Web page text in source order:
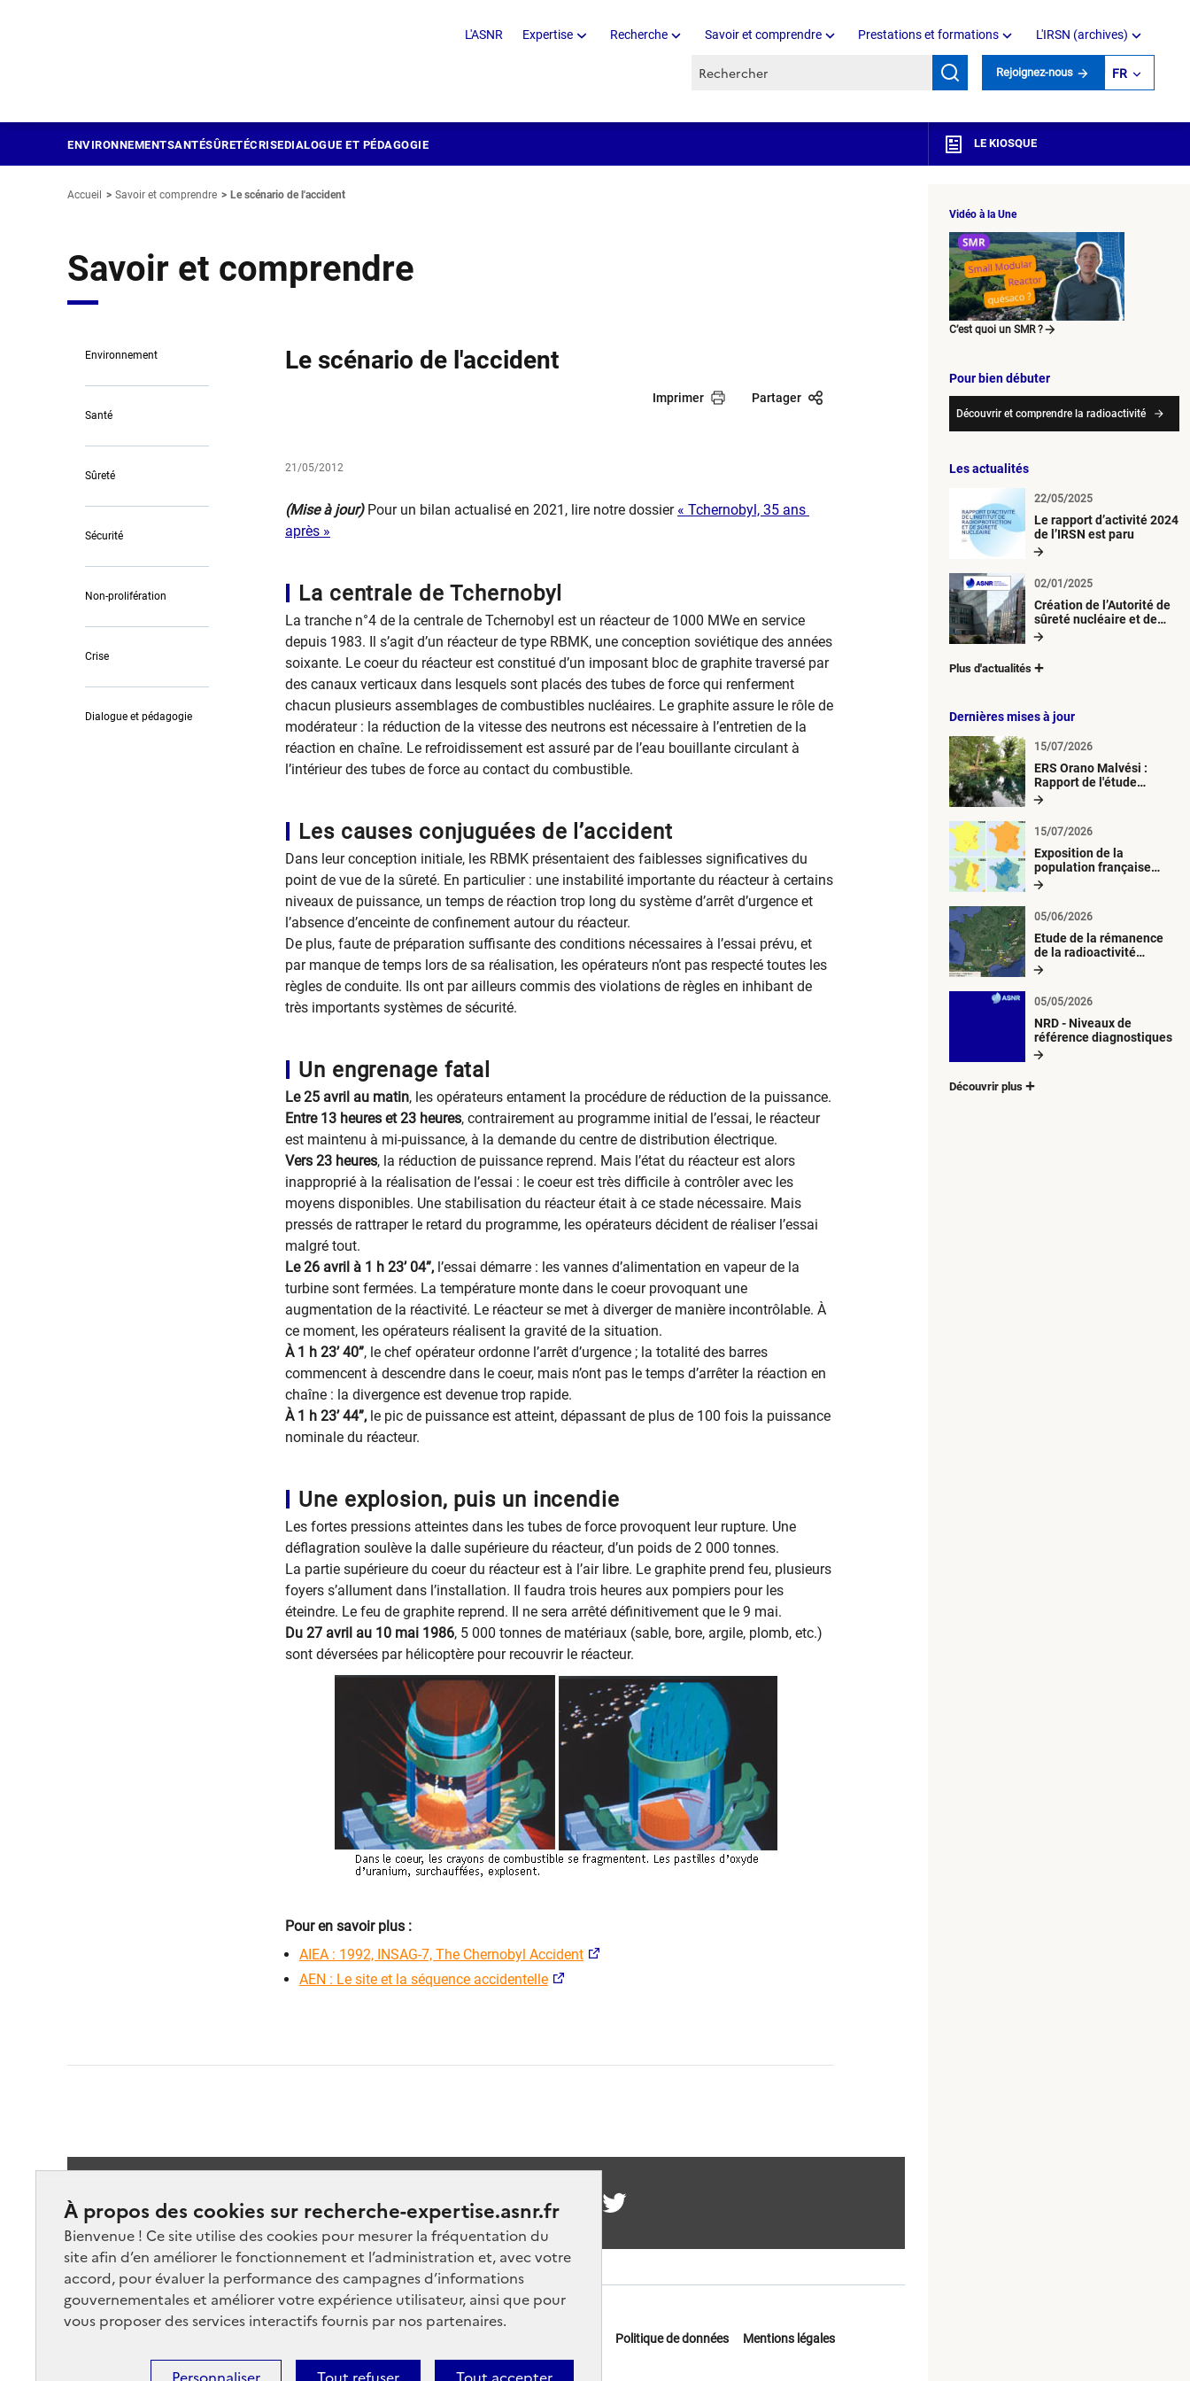
À propos des cookies sur recherche-expertise.asnr.fr
Bienvenue ! Ce site utilise des cookies pour mesurer la fréquentation du
site afin d’en améliorer le fonctionnement et l’administration et, avec votre
accord, pour évaluer la performance des campagnes d’informations
gouvernementales et améliorer votre expérience utilisateur, ainsi que pour
vous proposer des services interactifs fournis par nos partenaires.
L'ASNR Expertise Recherche Savoir et comprendre Prestations et formations L'IRSN (archives)
Recherche par mots clés Rejoignez-nous FR
ENVIRONNEMENTSANTÉSÛRETÉCRISEDIALOGUE ET PÉDAGOGIE LE KIOSQUE
Accueil Savoir et comprendre Le scénario de l'accident
Savoir et comprendre
Environnement
Santé
Sûreté
Sécurité
Non-prolifération
Crise
Dialogue et pédagogie
Le scénario de l'accident
Imprimer Partager
21/05/2012
​(Mise à jour) Pour un bilan actualisé en 2021, lire notre dossier « Tchernobyl, 35 ans ​
après »​​
​​​La centrale de Tchernobyl
La tranche n°4 de la centrale de Tchernobyl est un réacteur de 1000 MWe en service
depuis 1983. Il s’agit d’un réacteur de type RBMK, une conception soviétique des années
soixante. Le coeur du réacteur est constitué d’un imposant bloc de graphite traversé par
des canaux verticaux dans lesquels sont placés des tubes de force qui renferment
chacun plusieurs assemblages de combustibles nucléaires. Le graphite assure le rôle de
modérateur : la réduction de la vitesse des neutrons est nécessaire à l’entretien de la
réaction en chaîne. Le refroidissement est assuré par de l’eau bouillante circulant à
l’intérieur des tubes de force au contact du combustible.
Les causes conjuguées de l’accident
Dans leur conception initiale, les RBMK présentaient des faiblesses significatives du
point de vue de la sûreté. En particulier : une instabilité importante du réacteur à certains
niveaux de puissance, un temps de réaction trop long du système d’arrêt d’urgence et
l’absence d’enceinte de confinement autour du réacteur.
De plus, faute de préparation suffisante des conditions nécessaires à l’essai prévu, et
par manque de temps lors de sa réalisation, les opérateurs n’ont pas respecté toutes les
règles de conduite. Ils ont par ailleurs commis des violations de règles en inhibant de
très importants systèmes de sécurité.
Un engrenage fatal
Le 25 avril au matin, les opérateurs entament la procédure de réduction de la puissance.
Entre 13 heures et 23 heures, contrairement au programme initial de l’essai, le réacteur
est maintenu à mi-puissance, à la demande du centre de distribution électrique.
Vers 23 heures, la réduction de puissance reprend. Mais l’état du réacteur est alors
inapproprié à la réalisation de l’essai : le coeur est très difficile à contrôler avec les
moyens disponibles. Une stabilisation du réacteur était à ce stade nécessaire. Mais
pressés de rattraper le retard du programme, les opérateurs décident de réaliser l’essai
malgré tout.
Le 26 avril à 1 h 23’ 04”, l’essai démarre : les vannes d’alimentation en vapeur de la
turbine sont fermées. La température monte dans le coeur provoquant une
augmentation de la réactivité. Le réacteur se met à diverger de manière incontrôlable. À
ce moment, les opérateurs réalisent la gravité de la situation.
À 1 h 23’ 40”, le chef opérateur ordonne l’arrêt d’urgence ; la totalité des barres
commencent à descendre dans le coeur, mais n’ont pas le temps d’arrêter la réaction en
chaîne : la divergence est devenue trop rapide.
À 1 h 23’ 44”, le pic de puissance est atteint, dépassant de plus de 100 fois la puissance
nominale du réacteur.
Une explosion, puis un incendie
Les fortes pressions atteintes dans les tubes de force provoquent leur rupture. Une
déflagration soulève la dalle supérieure du réacteur, d’un poids de 2 000 tonnes.
La partie supérieure du coeur du réacteur est à l’air libre. Le graphite prend feu, plusieurs
foyers s’allument dans l’installation. Il faudra trois heures aux pompiers pour les
éteindre. Le feu de graphite reprend. Il ne sera arrêté définitivement que le 9 mai.
Du 27 avril au 10 mai 1986, 5 000 tonnes de matériaux (sable, bore, argile, plomb, etc.)
sont déversées par hélicoptère pour recouvrir le réacteur.
Pour en savoir plus :
AIEA : 1992, INSAG-7, The Chernobyl Accident
AEN : Le site et la séquence accidentelle
Vidéo à la Une
C’est quoi un SMR ?
Pour bien débuter
Découvrir et comprendre la radioactivité
Les actualités
Le rapport d’activité 2024
de l’IRSN est paru
22/05/2025
Création de l’Autorité de
sûreté nucléaire et de
radioprotection (ASNR)
02/01/2025
Plus d'actualités
Dernières mises à jour
ERS Orano Malvési :
Rapport de l'étude
radiologique du milieu
15/07/2026
Exposition de la
population française
métropolitaine aux
atmosphériques
radioactives depuis 1945
15/07/2026
Etude de la rémanence
de la radioactivité
d’origine artificielle
05/06/2026
NRD - Niveaux de
référence diagnostiques
05/05/2026
Découvrir plus
Suivez-nous
Politique de données Mentions légales
Plan du site Contactez-nous